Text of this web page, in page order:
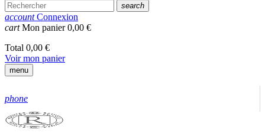
search
account Connexion
cart Mon panier0,00 €
Total 0,00 €
Voir mon panier
menu
phone